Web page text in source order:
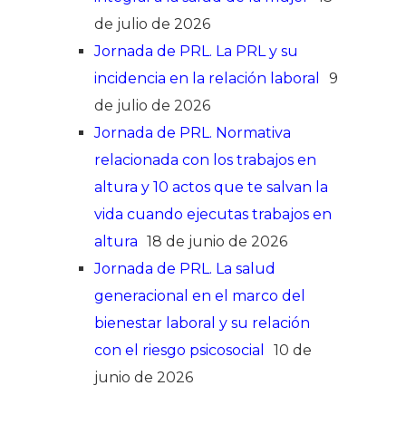
de julio de 2026
Jornada de PRL. La PRL y su
incidencia en la relación laboral
9
de julio de 2026
Jornada de PRL. Normativa
relacionada con los trabajos en
altura y 10 actos que te salvan la
vida cuando ejecutas trabajos en
altura 18 de junio de 2026
Jornada de PRL. La salud
generacional en el marco del
bienestar laboral y su relación
con el riesgo psicosocial
10 de
junio de 2026